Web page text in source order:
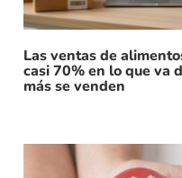
Las ventas de
casi 70% en lo que va
más se venden